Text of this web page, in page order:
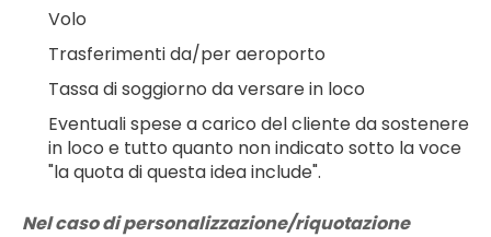
Volo
Trasferimenti da/per aeroporto
Tassa di soggiorno da versare in loco
Eventuali spese a carico del cliente da sostenere
in loco e tutto quanto non indicato sotto la voce
"la quota di questa idea include".
Nel caso di personalizzazione/riquotazione